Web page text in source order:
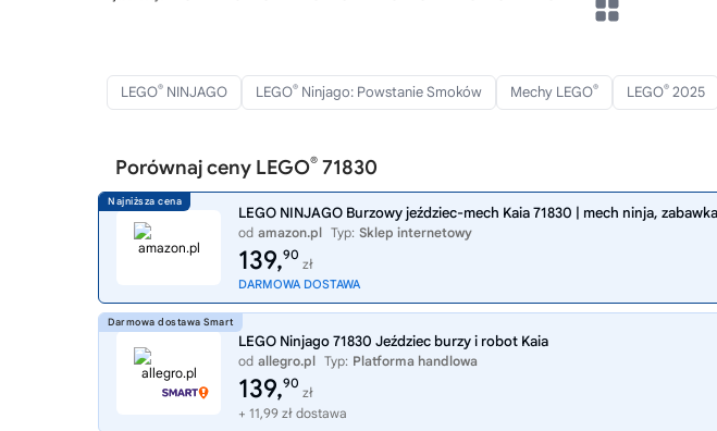
LEGO® NINJAGO LEGO® Ninjago: Powstanie Smoków Mechy LEGO® LEGO® 2025
Porównaj ceny LEGO® 71830
LEGO NINJAGO Burzowy jeździec-mech Kaia 71830 | mech ninja,
od amazon.pl Typ: Sklep internetowy
139,90
zł
DARMOWA DOSTAWA
LEGO Ninjago 71830 Jeździec burzy i robot Kaia
od allegro.pl Typ: Platforma handlowa
139,90
zł
+ 11,99 zł dostawa